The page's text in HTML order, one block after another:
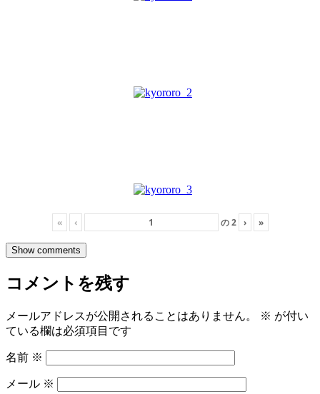
« ‹ の2 › »
Show comments
コメントを残す
メールアドレスが公開されることはありません。 ※ が付い
ている欄は必須項目です
名前 ※
メール ※